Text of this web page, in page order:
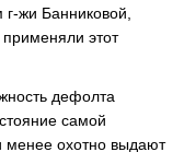
жи Банниковой,
этот
дефолта
самой
менее охотно выдают